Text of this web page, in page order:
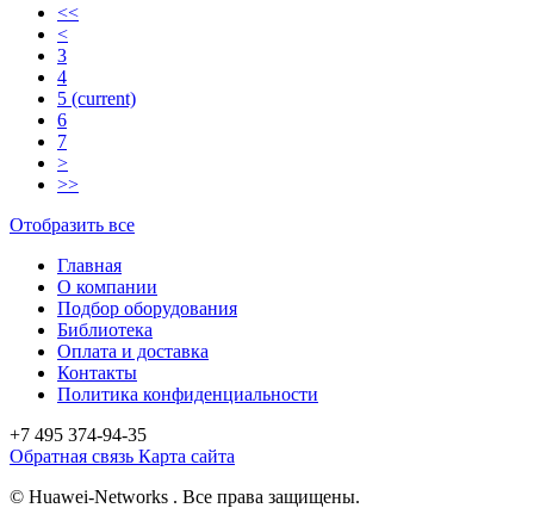
<<
<
3
4
5 (current)
6
7
>
>>
Отобразить все
Главная
О компании
Подбор оборудования
Библиотека
Оплата и доставка
Контакты
Политика конфиденциальности
+7 495 374-94-35
Обратная связь Карта сайта
© Huawei-Networks . Все права защищены.